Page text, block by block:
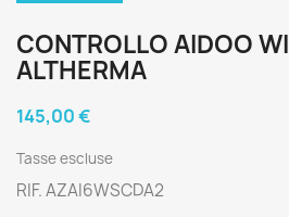
CONTROLLO AIDOO
ALTHERMA
145,00 €
Tasse escluse
RIF. AZAI6WSCDA2